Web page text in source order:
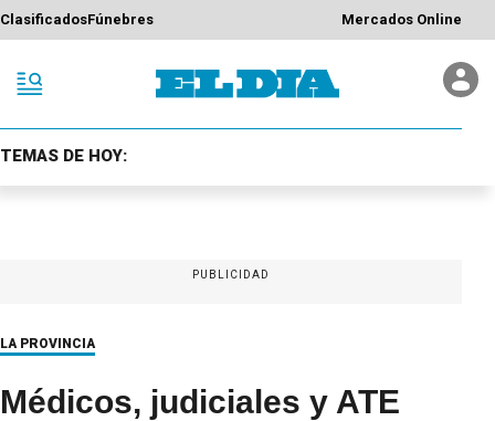
ClasificadosFúnebres Mercados Online
TEMAS DE HOY:
PUBLICIDAD
LA PROVINCIA
Médicos, judiciales y ATE